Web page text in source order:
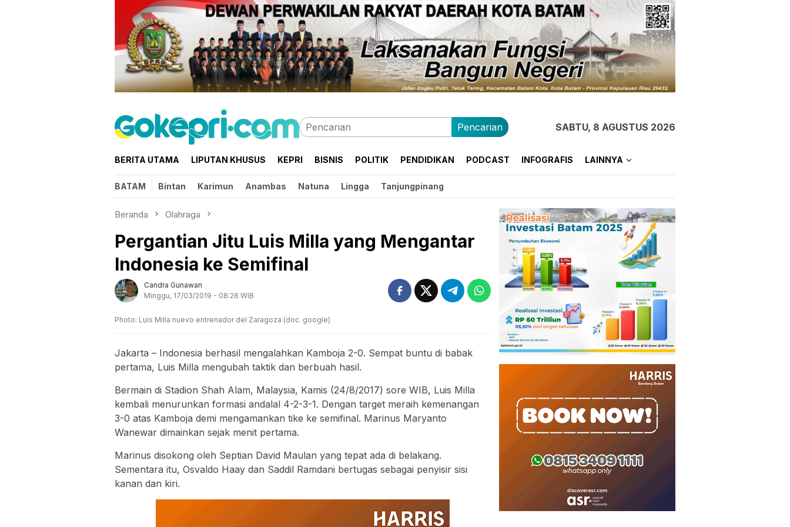
Pencarian SABTU, 8 AGUSTUS 2026
BERITA UTAMA LIPUTAN KHUSUS KEPRI BISNIS POLITIK PENDIDIKAN PODCAST INFOGRAFIS LAINNYA
BATAM Bintan Karimun Anambas Natuna Lingga Tanjungpinang
Beranda Olahraga
Pergantian Jitu Luis Milla yang Mengantar
Indonesia ke Semifinal
Candra Gunawan
Minggu, 17/03/2019 - 08:28 WIB
Photo: Luis Milla nuevo entrenador del Zaragoza (doc. google)
Jakarta – Indonesia berhasil mengalahkan Kamboja 2-0. Sempat buntu di babak
pertama, Luis Milla mengubah taktik dan berbuah hasil.
Bermain di Stadion Shah Alam, Malaysia, Kamis (24/8/2017) sore WIB, Luis Milla
kembali menurunkan formasi andalal 4-2-3-1. Dengan target meraih kemenangan
3-0 atas Kamboja demi mengamankan tike ke semifinal. Marinus Maryanto
Wanewar dimainkan sejak menit pertama.
Marinus disokong oleh Septian David Maulan yang tepat ada di belakang.
Sementara itu, Osvaldo Haay dan Saddil Ramdani bertugas sebagai penyisir sisi
kanan dan kiri.